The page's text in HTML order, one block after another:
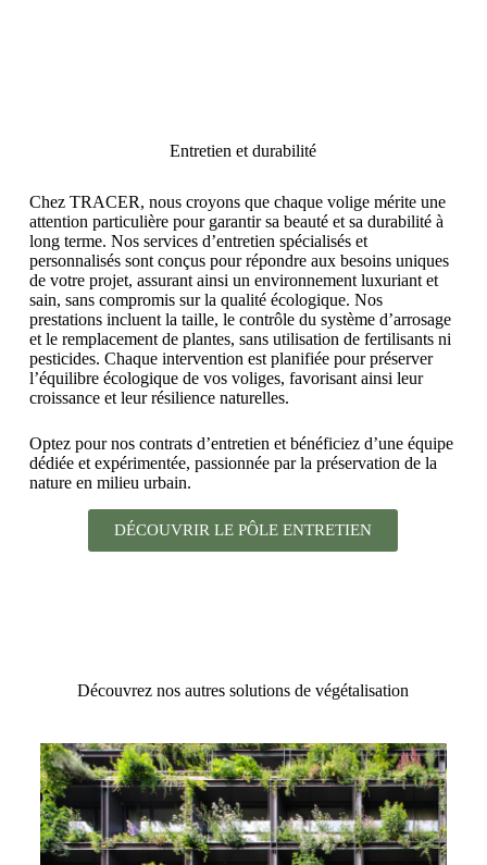
assemblées avec précision sur la terrasse
extérieure du restaurant.
DÉCOUVRIR TOUTES
NOS RÉALISATIONS
Entretien et durabilité
Chez TRACER, nous croyons que chaque volige mérite une
attention particulière pour garantir sa beauté et sa durabilité à
long terme. Nos services d’entretien spécialisés et
personnalisés sont conçus pour répondre aux besoins uniques
de votre projet, assurant ainsi un environnement luxuriant et
sain, sans compromis sur la qualité écologique. Nos
prestations incluent la taille, le contrôle du système d’arrosage
et le remplacement de plantes, sans utilisation de fertilisants ni
pesticides. Chaque intervention est planifiée pour préserver
l’équilibre écologique de vos voliges, favorisant ainsi leur
croissance et leur résilience naturelles.
Optez pour nos contrats d’entretien et bénéficiez d’une équipe
dédiée et expérimentée, passionnée par la préservation de la
nature en milieu urbain.
DÉCOUVRIR LE PÔLE ENTRETIEN
Découvrez nos autres solutions de végétalisation